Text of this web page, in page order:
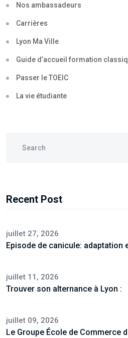
Nos ambassadeurs
Carrières
Lyon Ma Ville
Guide d’accueil formation
Passer le TOEIC
La vie étudiante
Recent Post
juillet 27, 2026
Episode de canicule: adaptation
juillet 11, 2026
Trouver son alternance à Lyon :
juillet 09, 2026
Le Groupe École de Commerce